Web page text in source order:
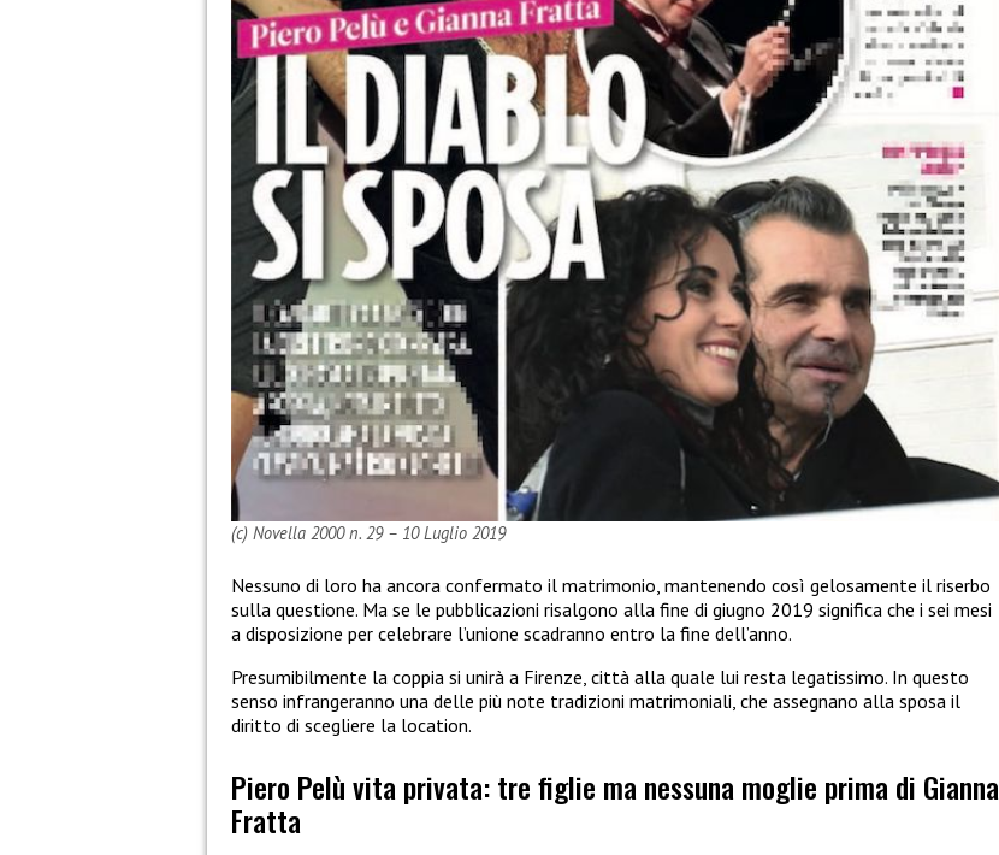
(c) Novella 2000 n. 29 – 10 Luglio 2019
Nessuno di loro ha ancora confermato il matrimonio, mantenendo così gelosamente il riserbo
sulla questione. Ma se le pubblicazioni risalgono alla fine di giugno 2019 significa che i sei mesi
a disposizione per celebrare l’unione scadranno entro la fine dell’anno.
Presumibilmente la coppia si unirà a Firenze, città alla quale lui resta legatissimo. In questo
senso infrangeranno una delle più note tradizioni matrimoniali, che assegnano alla sposa il
diritto di scegliere la location.
Piero Pelù vita privata: tre figlie ma nessuna moglie prima di Gianna
Fratta